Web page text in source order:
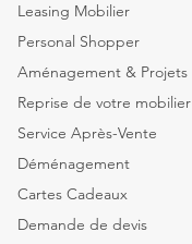
Leasing Mobilier
Personal Shopper
Aménagement & Projets
Reprise de votre mobilier
Service Après-Vente
Déménagement
Cartes Cadeaux
Demande de devis